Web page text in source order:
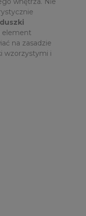
element
na zasadzie
wzorzystymi i